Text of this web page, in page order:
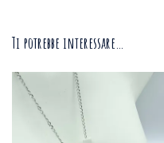
Ti potrebbe interessare…